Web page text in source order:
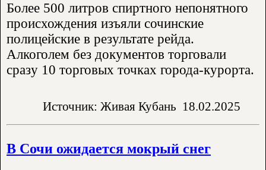
Более 500 литров спиртного непонятного
происхождения изъяли сочинские
полицейские в результате рейда.
Алкоголем без документов торговали
сразу 10 торговых точках города-курорта.
Источник: Живая Кубань 18.02.2025
В Сочи ожидается мокрый снег